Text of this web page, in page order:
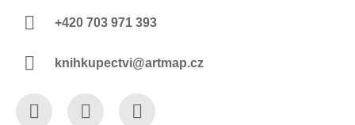
+420 703 971 393
knihkupectvi@artmap.cz